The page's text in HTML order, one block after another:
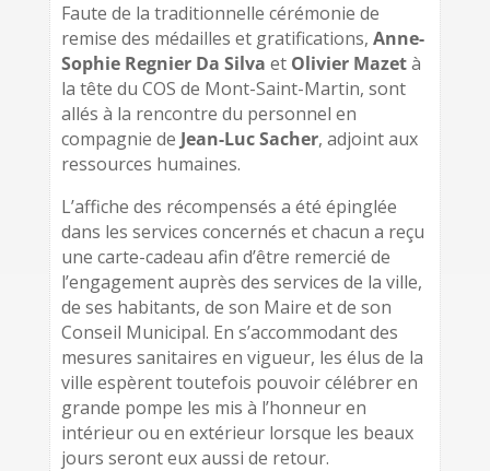
Faute de la traditionnelle cérémonie de
remise des médailles et gratifications, Anne-
Sophie Regnier Da Silva et Olivier Mazetà
la tête du COS de Mont-Saint-Martin, sont
allés à la rencontre du personnel en
compagnie de Jean-Luc Sacher, adjoint aux
ressources humaines.
L’affiche des récompensés a été épinglée
dans les services concernés et chacun a reçu
une carte-cadeau afin d’être remercié de
l’engagement auprès des services de la ville,
de ses habitants, de son Maire et de son
Conseil Municipal. En s’accommodant des
mesures sanitaires en vigueur, les élus de la
ville espèrent toutefois pouvoir célébrer en
grande pompe les mis à l’honneur en
intérieur ou en extérieur lorsque les beaux
jours seront eux aussi de retour.